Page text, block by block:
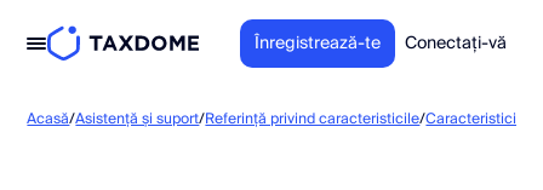
Înregistrează-te Conectați-vă
Acasă/Asistență și suport/Referință privind caracteristicile/Caracteristici la